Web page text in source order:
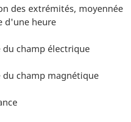
des extrémités, moyennée
d'une heure
champ électrique
champ magnétique